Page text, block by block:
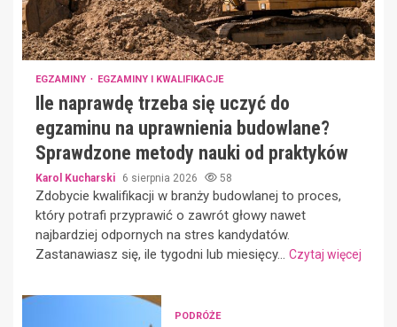
EGZAMINY EGZAMINY I KWALIFIKACJE
Ile naprawdę trzeba się uczyć do
egzaminu na uprawnienia budowlane?
Sprawdzone metody nauki od praktyków
Karol Kucharski 6 sierpnia 2026 58
Zdobycie kwalifikacji w branży budowlanej to proces,
który potrafi przyprawić o zawrót głowy nawet
najbardziej odpornych na stres kandydatów.
Zastanawiasz się, ile tygodni lub miesięcy... Czytaj więcej
PODRÓŻE